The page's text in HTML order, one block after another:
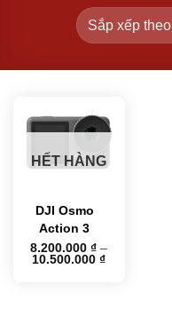
HẾT HÀNG
DJI Osmo
Action 3
8.200.000₫ –
10.500.000₫Khoảng